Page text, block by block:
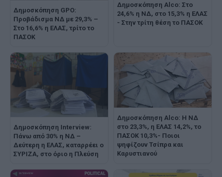
Δημοσκόπηση GPO:
Προβάδισμα ΝΔ με 29,3% –
Στο 16,6% η ΕΛΑΣ, τρίτο το
ΠΑΣΟΚ
Δημοσκόπηση Alco: Στο
24,6% η ΝΔ, στο 15,3% η ΕΛΑΣ
- Στην τρίτη θέση το ΠΑΣΟΚ
Δημοσκόπηση Interview:
Πάνω από 30% η ΝΔ –
Δεύτερη η ΕΛΑΣ, καταρρέει ο
ΣΥΡΙΖΑ, στο όριο η Πλεύση
Δημοσκόπηση Alco: Η ΝΔ
στο 23,3%, η ΕΛΑΣ 14,2%, το
ΠΑΣΟΚ 10,3%- Ποιοι
ψηφίζουν Τσίπρα και
Καρυστιανού